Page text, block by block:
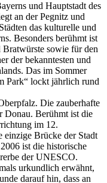
und Hauptstadt des
an der Pegnitz und
das kulturelle und
Besonders berühmt ist
sowie für den
der bekanntesten und
Das im Sommer
Park“ lockt jährlich rund
Die zauberhafte
Donau. Berühmt ist die
im 12.
einzige Brücke der Stadt
ist die historische
der UNESCO.
urkundlich erwähnt,
darauf hin, dass an